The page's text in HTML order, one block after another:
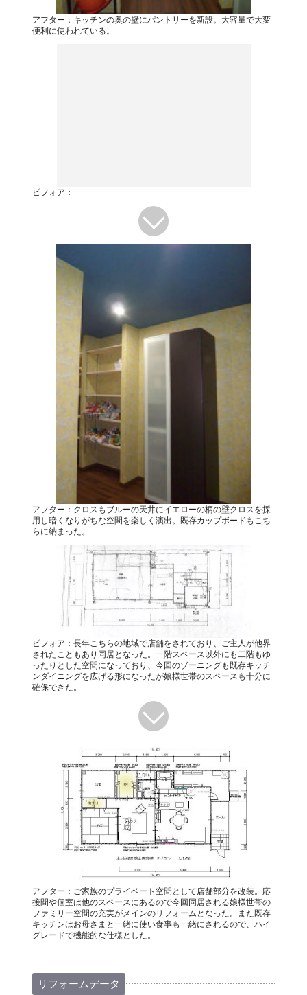
アフター：キッチンの奥の壁にパントリーを新設。大容量で大変
便利に使われている。
ビフォア：
アフター：クロスもブルーの天井にイエローの柄の壁クロスを採
用し暗くなりがちな空間を楽しく演出。既存カップボードもこち
らに納まった。
ビフォア：長年こちらの地域で店舗をされており、ご主人が他界
されたこともあり同居となった。一階スペース以外にも二階もゆ
ったりとした空間になっており、今回のゾーニングも既存キッチ
ンダイニングを広げる形になったが娘様世帯のスペースも十分に
確保できた。
アフター：ご家族のプライベート空間として店舗部分を改装。応
接間や個室は他のスペースにあるので今回同居される娘様世帯の
ファミリー空間の充実がメインのリフォームとなった。また既存
キッチンはお母さまと一緒に使い食事も一緒にされるので、ハイ
グレードで機能的な仕様とした。
リフォームデータ